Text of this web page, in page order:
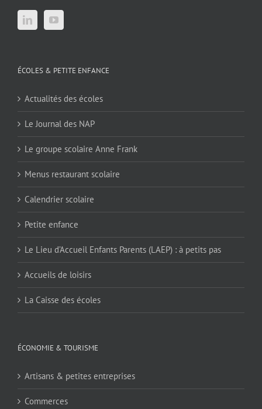
ÉCOLES & PETITE ENFANCE
Actualités des écoles
Le Journal des NAP
Le groupe scolaire Anne Frank
Menus restaurant scolaire
Calendrier scolaire
Petite enfance
Le Lieu d’Accueil Enfants Parents (LAEP) : à petits pas
Accueils de loisirs
La Caisse des écoles
ÉCONOMIE & TOURISME
Artisans & petites entreprises
Commerces